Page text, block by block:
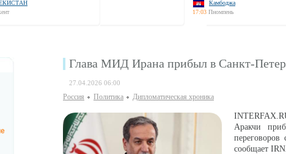
Камбоджа
17:03 Пномпень
Глава МИД Ирана прибыл в Санкт-
27.04.2026 06:00
Россия Политика Дипломатическая хроника
Аракчи
сообщает